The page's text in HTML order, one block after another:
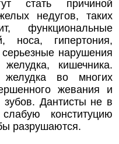
стать причиной
недугов, таких
функциональные
носа, гипертония,
нарушения
кишечника.
желудка во многих
жевания и
зубов. Дантисты не в
конституцию
разрушаются.